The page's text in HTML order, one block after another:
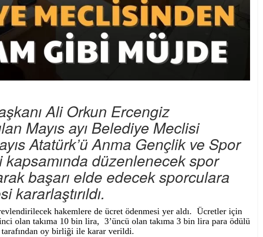
Ali Orkun Ercengiz
Mayıs ayı Belediye Meclisi
Atatürk’ü Anma Gençlik ve Spor
kapsamında düzenlenecek spor
başarı elde edecek sporculara
kararlaştırıldı.
hakemlere de ücret ödenmesi yer aldı. Ücretler için
olan takıma 10 bin lira, 3’üncü olan takıma 3 bin lira para ödülü
oy birliği ile karar verildi.